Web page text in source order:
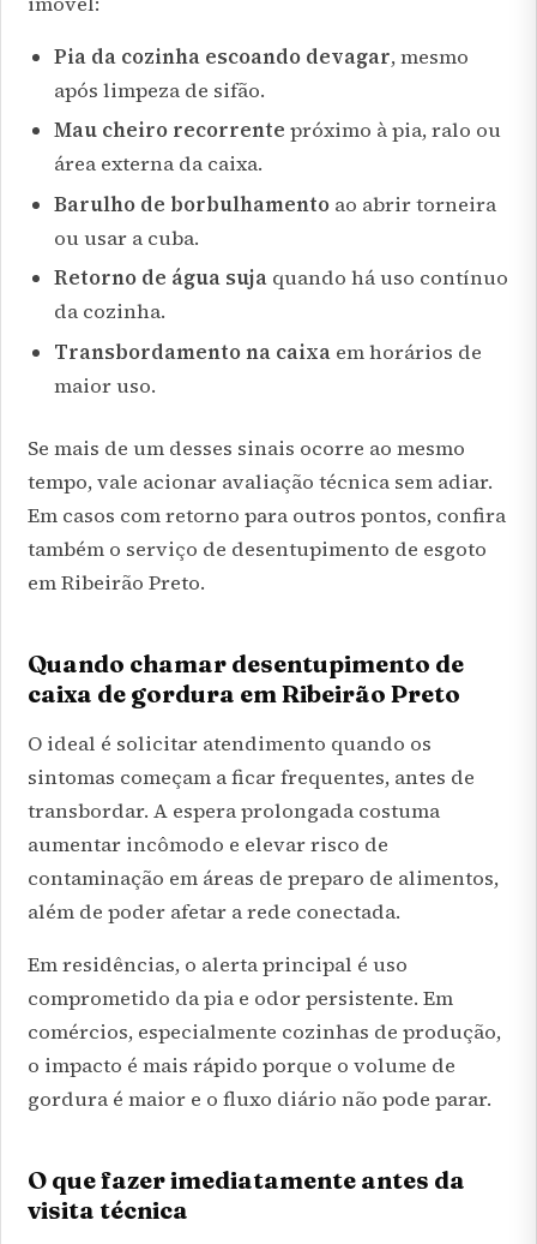
Pia da cozinha escoando devagar, mesmo
após limpeza de sifão.
Mau cheiro recorrente próximo à pia, ralo ou
área externa da caixa.
Barulho de borbulhamentoao abrir torneira
ou usar a cuba.
Retorno de água sujaquando há uso contínuo
da cozinha.
Transbordamento na caixaem horários de
maior uso.
Se mais de um desses sinais ocorre ao mesmo
tempo, vale acionar avaliação técnica sem adiar.
Em casos com retorno para outros pontos, confira
também o serviço de desentupimento de esgoto
em Ribeirão Preto.
Quando chamar desentupimento de
caixa de gordura em Ribeirão Preto
O ideal é solicitar atendimento quando os
sintomas começam a ficar frequentes, antes de
transbordar. A espera prolongada costuma
aumentar incômodo e elevar risco de
contaminação em áreas de preparo de alimentos,
além de poder afetar a rede conectada.
Em residências, o alerta principal é uso
comprometido da pia e odor persistente. Em
comércios, especialmente cozinhas de produção,
o impacto é mais rápido porque o volume de
gordura é maior e o fluxo diário não pode parar.
O que fazer imediatamente antes da
visita técnica